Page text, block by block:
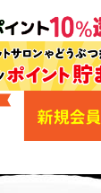
ついて
両生
ついて